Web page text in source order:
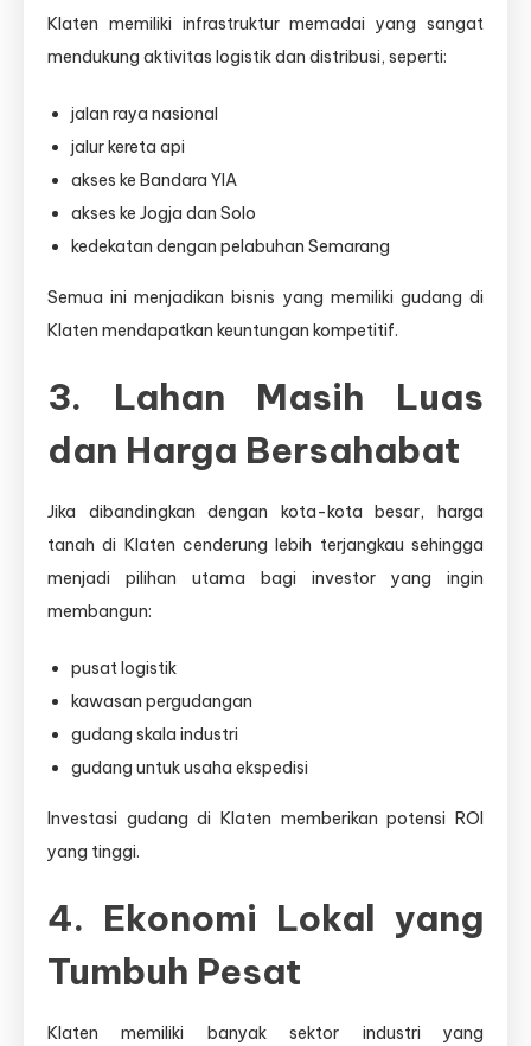
Klaten memiliki infrastruktur memadai yang sangat
mendukung aktivitas logistik dan distribusi, seperti:
jalan raya nasional
jalur kereta api
akses ke Bandara YIA
akses ke Jogja dan Solo
kedekatan dengan pelabuhan Semarang
Semua ini menjadikan bisnis yang memiliki gudang di
Klaten mendapatkan keuntungan kompetitif.
3. Lahan Masih Luas
dan Harga Bersahabat
Jika dibandingkan dengan kota-kota besar, harga
tanah di Klaten cenderung lebih terjangkau sehingga
menjadi pilihan utama bagi investor yang ingin
membangun:
pusat logistik
kawasan pergudangan
gudang skala industri
gudang untuk usaha ekspedisi
Investasi gudang di Klaten memberikan potensi ROI
yang tinggi.
4. Ekonomi Lokal yang
Tumbuh Pesat
Klaten memiliki banyak sektor industri yang